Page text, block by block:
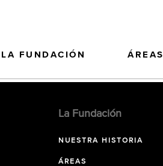
LA FUNDACIÓN ÁREAS
La Fundación
NUESTRA HISTORIA
ÁREAS